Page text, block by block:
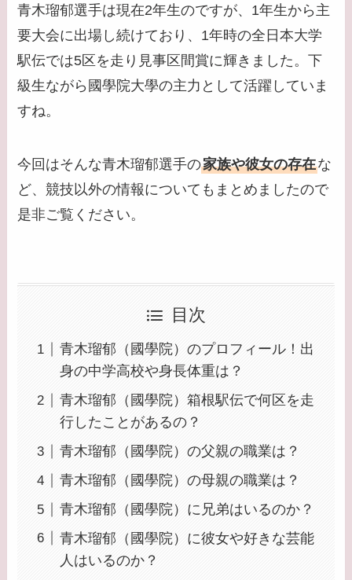
青木瑠郁選手は現在2年生のですが、1年生から主
要大会に出場し続けており、1年時の全日本大学
駅伝では5区を走り見事区間賞に輝きました。下
級生ながら國學院大學の主力として活躍していま
すね。
今回はそんな青木瑠郁選手の家族や彼女の存在な
ど、競技以外の情報についてもまとめましたので
是非ご覧ください。
目次
青木瑠郁（國學院）のプロフィール！出
身の中学高校や身長体重は？
青木瑠郁（國學院）箱根駅伝で何区を走
行したことがあるの？
青木瑠郁（國學院）の父親の職業は？
青木瑠郁（國學院）の母親の職業は？
青木瑠郁（國學院）に兄弟はいるのか？
青木瑠郁（國學院）に彼女や好きな芸能
人はいるのか？